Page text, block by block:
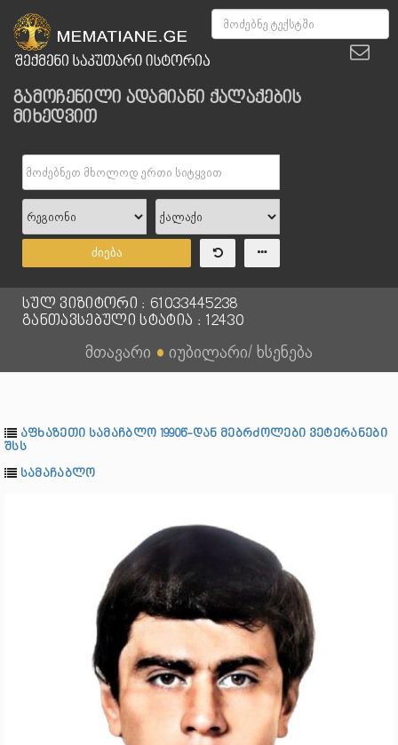
გამოჩენილი ადამიანი ქალაქების
მიხედვით
ძიება
სულ ვიზიტორი : 61033445238
განთავსებული სტატია : 12430
მთავარი ● იუბილარი/ ხსენება
აფხაზეთი სამაჩბლო 1990წ-დან მებრძოლები ვეტერანები
შსს
სამაჩაბლო